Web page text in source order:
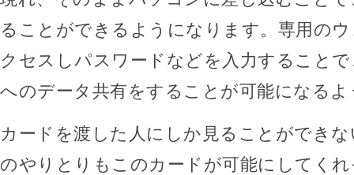
ることができるようになります。専用の
クセスしパスワードなどを入力すること
へのデータ共有をすることが可能になるよ
カードを渡した人にしか見ることができ
のやりとりもこのカードが可能にしてく